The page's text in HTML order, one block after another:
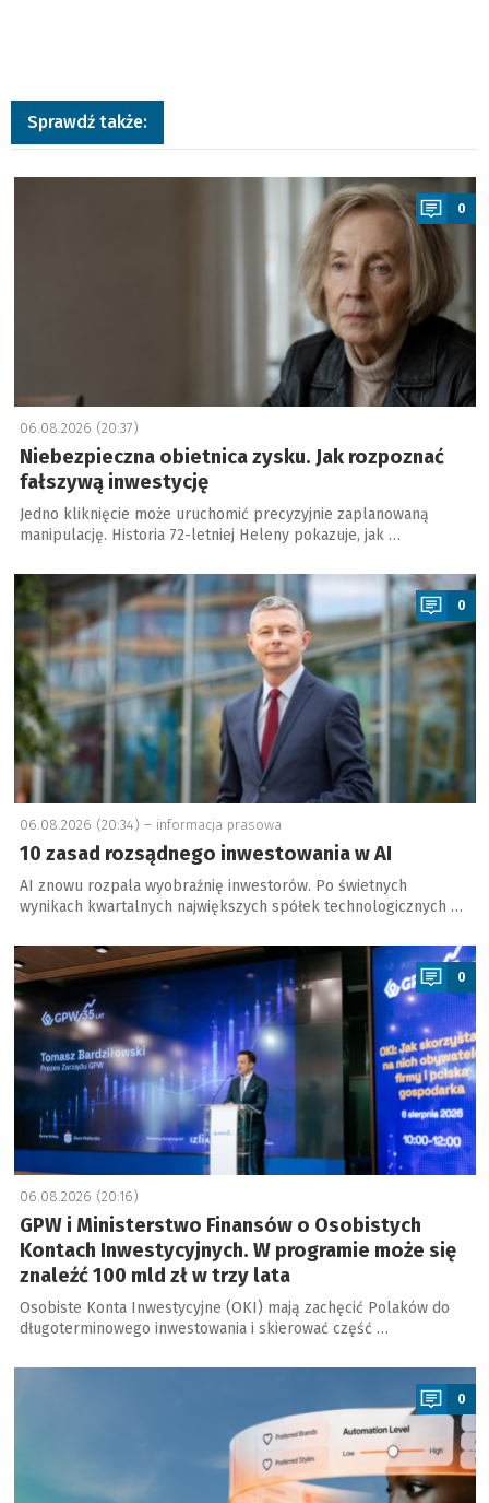
Sprawdź także:
a
0
06.08.2026 (20:37)
Niebezpieczna obietnica zysku. Jak rozpoznać
fałszywą inwestycję
Jedno kliknięcie może uruchomić precyzyjnie zaplanowaną
manipulację. Historia 72-letniej Heleny pokazuje, jak …
a
0
06.08.2026 (20:34) – informacja prasowa
10 zasad rozsądnego inwestowania w AI
AI znowu rozpala wyobraźnię inwestorów. Po świetnych
wynikach kwartalnych największych spółek technologicznych …
a
0
06.08.2026 (20:16)
GPW i Ministerstwo Finansów o Osobistych
Kontach Inwestycyjnych. W programie może się
znaleźć 100 mld zł w trzy lata
Osobiste Konta Inwestycyjne (OKI) mają zachęcić Polaków do
długoterminowego inwestowania i skierować część …
a
0